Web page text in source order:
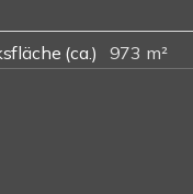
(ca.) 973 m²